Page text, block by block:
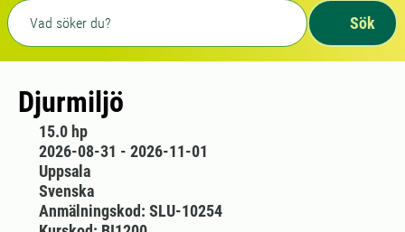
Fritext sökning
Sök
Djurmiljö
15.0 hp
2026-08-31 - 2026-11-01
Uppsala
Svenska
Anmälningskod: SLU-10254